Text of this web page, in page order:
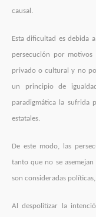
causal.
Esta dificultad es debida
persecución por
privado o cultural y no
un principio de
paradigmática la sufrida
estatales.
De este modo, las
tanto que no se
son consideradas
Al despolitizar la